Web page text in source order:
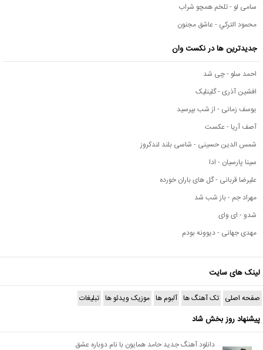
سامی لو - تلخم همچو شراب
محمود التركي - عاشق مجنون
جدیدترین ها در نکست وان
احمد سلو - چی شد
افشین آذری - گلینلیک
یوسف زمانی - از شب بپرسید
آصف آریا - عکست
شمس الدین حسینی - شاسی بلند لندکروز
سینا پارسیان - ادا
علیرضا قربانی - گل های باران خورده
مهراد جم - باز شب شد
شدو - ای وای
مهدی جهانی - دیوونه بودم
لینک های سایت
صفحه اصلی تک آهنگ ها آلبوم ها موزیک ویدئو ها تبلیغات
پیشنهاد روز بخش شاد
دانلود آهنگ جدید حامد همایون با نام دوباره عشق